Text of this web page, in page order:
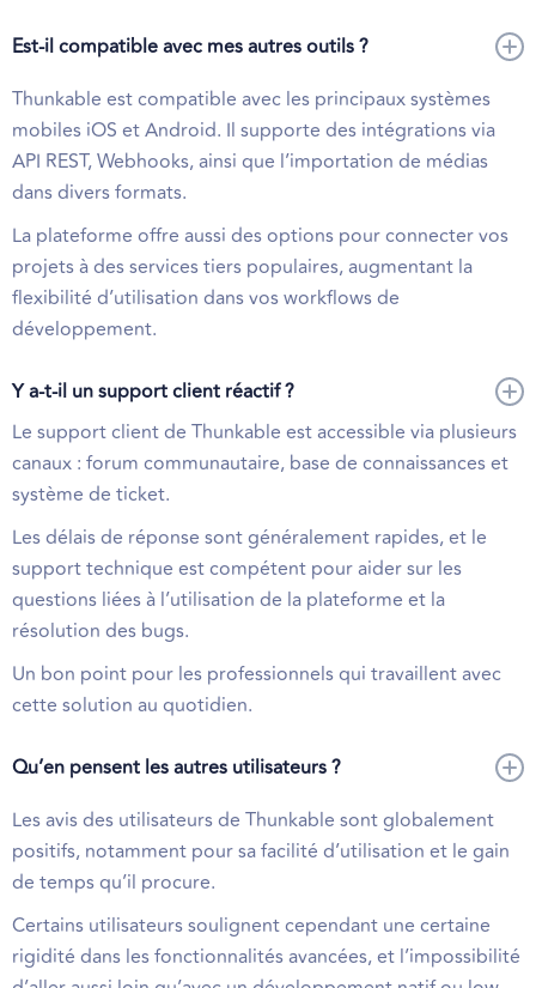
Est-il compatible avec mes autres outils ?
Thunkable est compatible avec les principaux systèmes
mobiles iOS et Android. Il supporte des intégrations via
API REST, Webhooks, ainsi que l’importation de médias
dans divers formats.
La plateforme offre aussi des options pour connecter vos
projets à des services tiers populaires, augmentant la
flexibilité d’utilisation dans vos workflows de
développement.
Y a-t-il un support client réactif ?
Le support client de Thunkable est accessible via plusieurs
canaux : forum communautaire, base de connaissances et
système de ticket.
Les délais de réponse sont généralement rapides, et le
support technique est compétent pour aider sur les
questions liées à l’utilisation de la plateforme et la
résolution des bugs.
Un bon point pour les professionnels qui travaillent avec
cette solution au quotidien.
Qu’en pensent les autres utilisateurs ?
Les avis des utilisateurs de Thunkable sont globalement
positifs, notamment pour sa facilité d’utilisation et le gain
de temps qu’il procure.
Certains utilisateurs soulignent cependant une certaine
rigidité dans les fonctionnalités avancées, et l’impossibilité